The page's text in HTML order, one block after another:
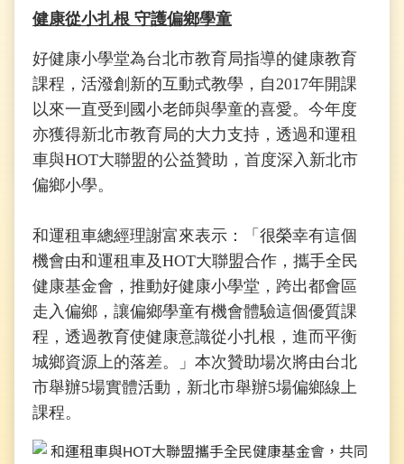
健康從小扎根 守護偏鄉學童
好健康小學堂為台北市教育局指導的健康教育
課程，活潑創新的互動式教學，自2017年開課
以來一直受到國小老師與學童的喜愛。今年度
亦獲得新北市教育局的大力支持，透過和運租
車與HOT大聯盟的公益贊助，首度深入新北市
偏鄉小學。
和運租車總經理謝富來表示：「很榮幸有這個
機會由和運租車及HOT大聯盟合作，攜手全民
健康基金會，推動好健康小學堂，跨出都會區
走入偏鄉，讓偏鄉學童有機會體驗這個優質課
程，透過教育使健康意識從小扎根，進而平衡
城鄉資源上的落差。」本次贊助場次將由台北
市舉辦5場實體活動，新北市舉辦5場偏鄉線上
課程。